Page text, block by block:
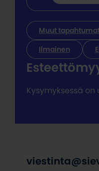
Muut
Ilmainen
Kysymyksessä